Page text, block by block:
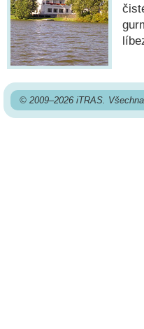
© 2009–2026 iTRAS.